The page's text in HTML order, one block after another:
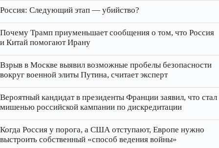
Россия: Следующий этап — убийство?
Почему Трамп приуменьшает сообщения о том, что Россия
и Китай помогают Ирану
Взрыв в Москве выявил возможные пробелы безопасности
вокруг военной элиты Путина, считает эксперт
Вероятный кандидат в президенты Франции заявил, что стал
мишенью российской кампании по дискредитации
Когда Россия у порога, а США отступают, Европе нужно
выстроить собственный «способ ведения войны»